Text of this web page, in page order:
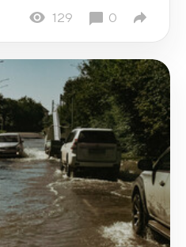
129 0